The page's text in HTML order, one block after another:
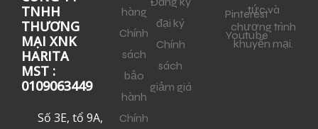
TNHH
THƯƠNG
MẠI XNK
HARITA
MST :
0109063449
Số 3E, tổ 9A,
hàng
Chính
sách
bảo
hành
Chính
đại ký
Chính
sách
giảm giá
Pinterest
Youtube
tức và
chương trình
khuyến mại.